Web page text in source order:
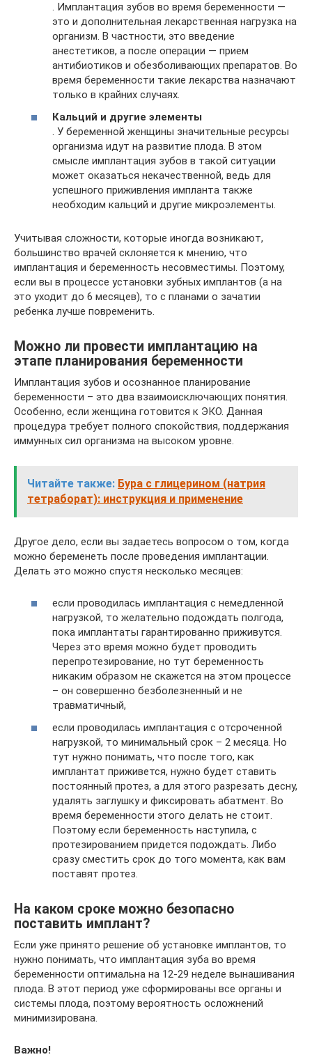
. Имплантация зубов во время беременности —
это и дополнительная лекарственная нагрузка на
организм. В частности, это введение
анестетиков, а после операции — прием
антибиотиков и обезболивающих препаратов. Во
время беременности такие лекарства назначают
только в крайних случаях.
Кальций и другие элементы
. У беременной женщины значительные ресурсы
организма идут на развитие плода. В этом
смысле имплантация зубов в такой ситуации
может оказаться некачественной, ведь для
успешного приживления импланта также
необходим кальций и другие микроэлементы.
Учитывая сложности, которые иногда возникают,
большинство врачей склоняется к мнению, что
имплантация и беременность несовместимы. Поэтому,
если вы в процессе установки зубных имплантов (а на
это уходит до 6 месяцев), то с планами о зачатии
ребенка лучше повременить.
Можно ли провести имплантацию на
этапе планирования беременности
Имплантация зубов и осознанное планирование
беременности – это два взаимоисключающих понятия.
Особенно, если женщина готовится к ЭКО. Данная
процедура требует полного спокойствия, поддержания
иммунных сил организма на высоком уровне.
Читайте также: Бура с глицерином (натрия
тетраборат): инструкция и применение
Другое дело, если вы задаетесь вопросом о том, когда
можно беременеть после проведения имплантации.
Делать это можно спустя несколько месяцев:
если проводилась имплантация с немедленной
нагрузкой, то желательно подождать полгода,
пока имплантаты гарантированно приживутся.
Через это время можно будет проводить
перепротезирование, но тут беременность
никаким образом не скажется на этом процессе
– он совершенно безболезненный и не
травматичный,
если проводилась имплантация с отсроченной
нагрузкой, то минимальный срок – 2 месяца. Но
тут нужно понимать, что после того, как
имплантат приживется, нужно будет ставить
постоянный протез, а для этого разрезать десну,
удалять заглушку и фиксировать абатмент. Во
время беременности этого делать не стоит.
Поэтому если беременность наступила, с
протезированием придется подождать. Либо
сразу сместить срок до того момента, как вам
поставят протез.
На каком сроке можно безопасно
поставить имплант?
Если уже принято решение об установке имплантов, то
нужно понимать, что имплантация зуба во время
беременности оптимальна на 12-29 неделе вынашивания
плода. В этот период уже сформированы все органы и
системы плода, поэтому вероятность осложнений
минимизирована.
Важно!